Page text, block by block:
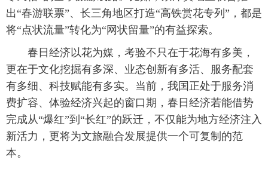
出“春游联票”、长三角地区打造“高铁赏花专列”，都是
将“点状流量”转化为“网状留量”的有益探索。
春日经济以花为媒，考验不只在于花海有多美，
更在于文化挖掘有多深、业态创新有多活、服务配套
有多细、科技赋能有多实。当前，我国正处于服务消
费扩容、体验经济兴起的窗口期，春日经济若能借势
完成从“爆红”到“长红”的跃迁，不仅能为地方经济注入
新活力，更将为文旅融合发展提供一个可复制的范
本。